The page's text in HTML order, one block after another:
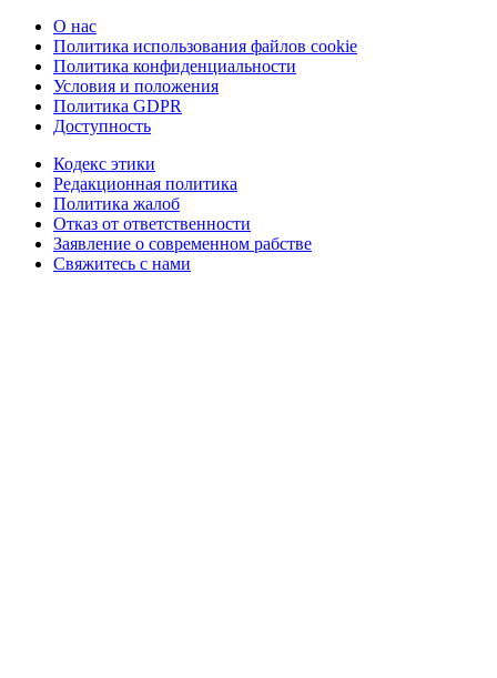
О нас
Политика использования файлов cookie
Политика конфиденциальности
Условия и положения
Политика GDPR
Доступность
Кодекс этики
Редакционная политика
Политика жалоб
Отказ от ответственности
Заявление о современном рабстве
Свяжитесь с нами